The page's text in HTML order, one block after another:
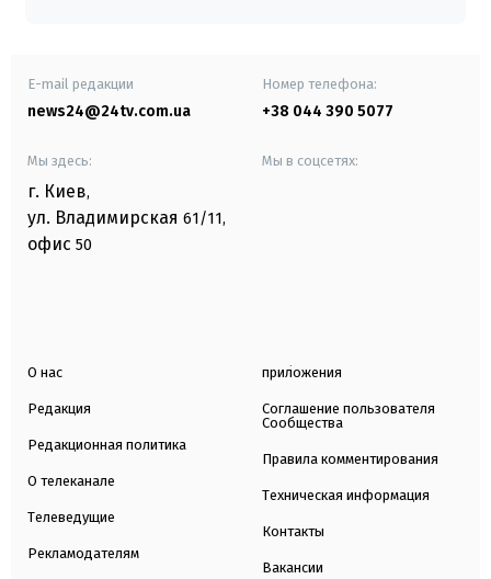
E-mail редакции
news24@24tv.com.ua
Номер телефона:
+38 044 390 5077
Мы здесь:
г. Киев,
ул. Владимирская 61/11,
офис 50
Мы в соцсетях:
О нас
Редакция
Редакционная политика
О телеканале
Телеведущие
Рекламодателям
приложения
Соглашение пользователя
Сообщества
Правила комментирования
Техническая информация
Контакты
Вакансии